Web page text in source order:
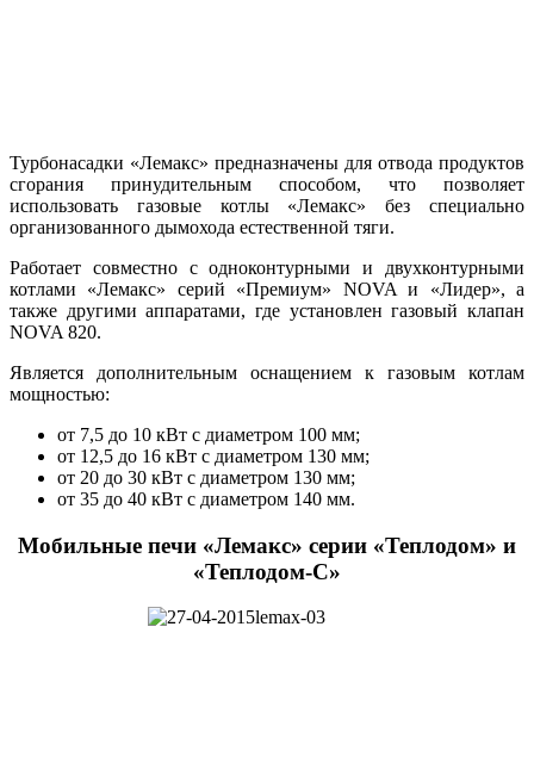
Турбонасадки «Лемакс» предназначены для отвода продуктов
сгорания принудительным способом, что позволяет
использовать газовые котлы «Лемакс» без специально
организованного дымохода естественной тяги.
Работает совместно с одноконтурными и двухконтурными
котлами «Лемакс» серий «Премиум» NOVA и «Лидер», а
также другими аппаратами, где установлен газовый клапан
NOVA 820.
Является дополнительным оснащением к газовым котлам
мощностью:
от 7,5 до 10 кВт с диаметром 100 мм;
от 12,5 до 16 кВт с диаметром 130 мм;
от 20 до 30 кВт с диаметром 130 мм;
от 35 до 40 кВт с диаметром 140 мм.
Мобильные печи «Лемакс» серии «Теплодом» и
«Теплодом-С»